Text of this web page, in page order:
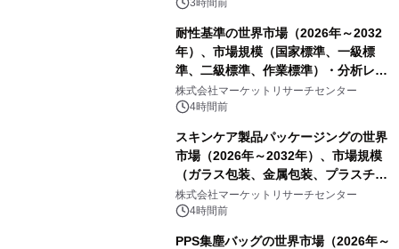
耐性基準の世界市場（2026年～2032
年）、市場規模（国家標準、一級標
準、二級標準、作業標準）・分析レポ
ートを発表
株式会社マーケットリサーチセンター
4時間前
スキンケア製品パッケージングの世界
市場（2026年～2032年）、市場規模
（ガラス包装、金属包装、プラスチッ
ク包装、その他）・分析レポートを発
表
株式会社マーケットリサーチセンター
4時間前
PPS集塵バッグの世界市場（2026年～